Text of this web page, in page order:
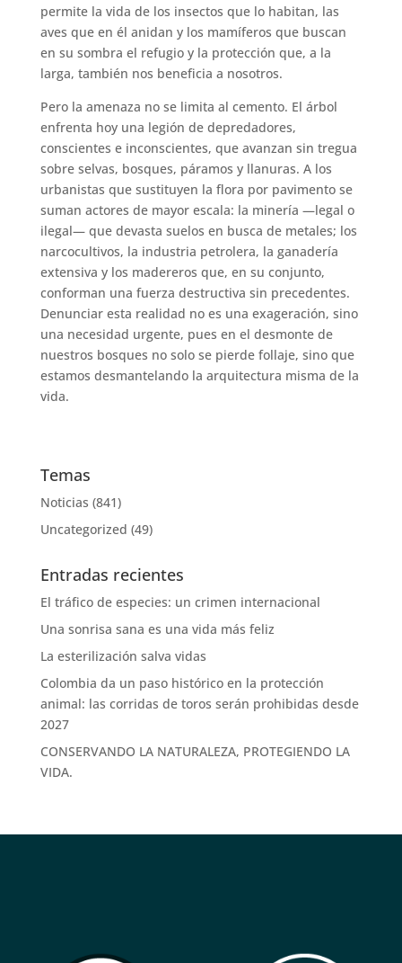
permite la vida de los insectos que lo habitan, las
aves que en él anidan y los mamíferos que buscan
en su sombra el refugio y la protección que, a la
larga, también nos beneficia a nosotros.
Pero la amenaza no se limita al cemento. El árbol
enfrenta hoy una legión de depredadores,
conscientes e inconscientes, que avanzan sin tregua
sobre selvas, bosques, páramos y llanuras. A los
urbanistas que sustituyen la flora por pavimento se
suman actores de mayor escala: la minería —legal o
ilegal— que devasta suelos en busca de metales; los
narcocultivos, la industria petrolera, la ganadería
extensiva y los madereros que, en su conjunto,
conforman una fuerza destructiva sin precedentes.
Denunciar esta realidad no es una exageración, sino
una necesidad urgente, pues en el desmonte de
nuestros bosques no solo se pierde follaje, sino que
estamos desmantelando la arquitectura misma de la
vida.
Temas
Noticias (841)
Uncategorized (49)
Entradas recientes
El tráfico de especies: un crimen internacional
Una sonrisa sana es una vida más feliz
La esterilización salva vidas
Colombia da un paso histórico en la protección
animal: las corridas de toros serán prohibidas desde
2027
CONSERVANDO LA NATURALEZA, PROTEGIENDO LA
VIDA.